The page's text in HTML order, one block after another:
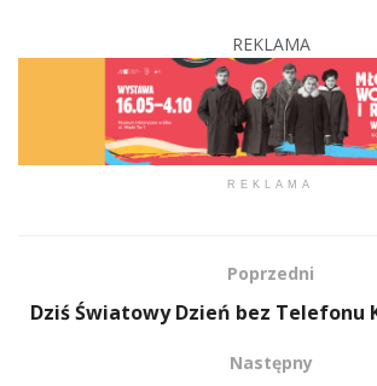
REKLAMA
REKLAMA
Poprzedni
Dziś Światowy Dzień bez Telefonu
Następny